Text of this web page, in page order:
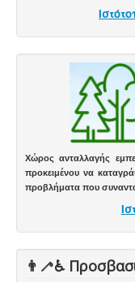
Χώρος ανταλλαγής
προκειμένου να
προβλήματα που
👨‍🦯♿️